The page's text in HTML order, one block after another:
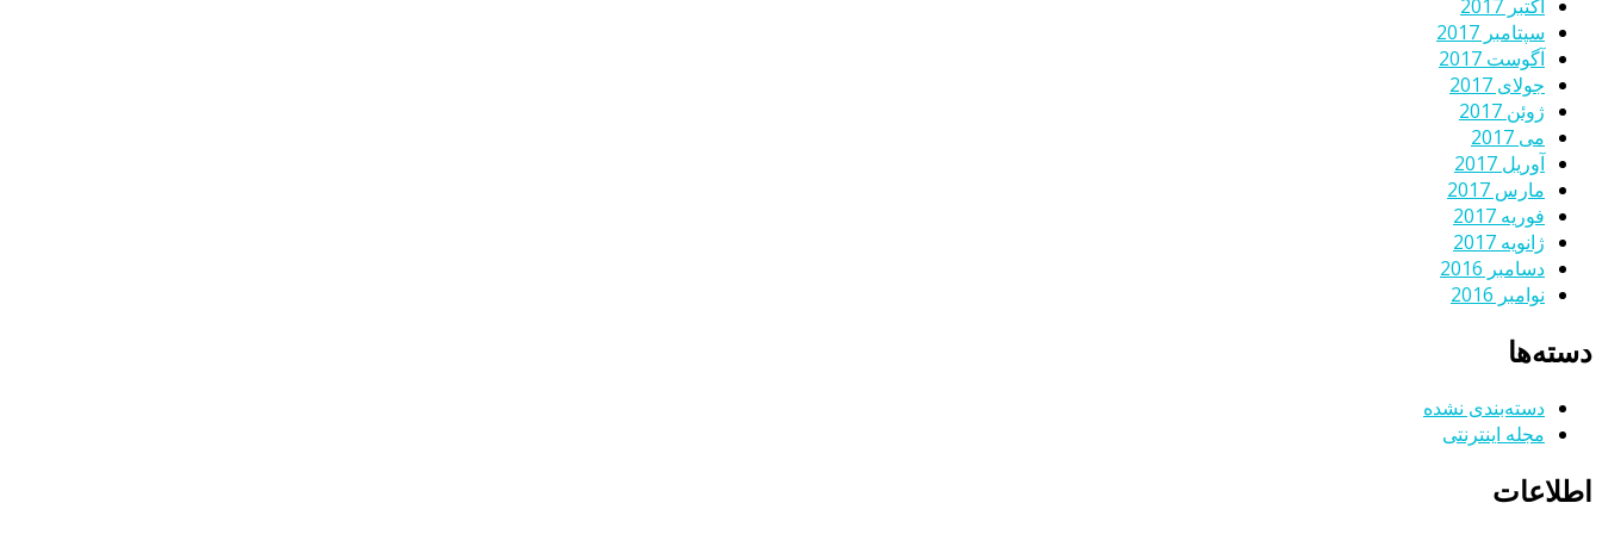
اکتبر 2017
سپتامبر 2017
آگوست 2017
جولای 2017
ژوئن 2017
می 2017
آوریل 2017
مارس 2017
فوریه 2017
ژانویه 2017
دسامبر 2016
نوامبر 2016
دسته‌ها
دسته‌بندی نشده
مجله اینترنتی
اطلاعات